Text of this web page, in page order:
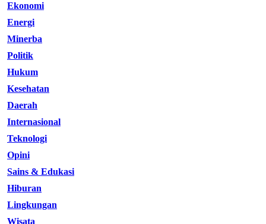
Ekonomi
Energi
Minerba
Politik
Hukum
Kesehatan
Daerah
Internasional
Teknologi
Opini
Sains & Edukasi
Hiburan
Lingkungan
Wisata